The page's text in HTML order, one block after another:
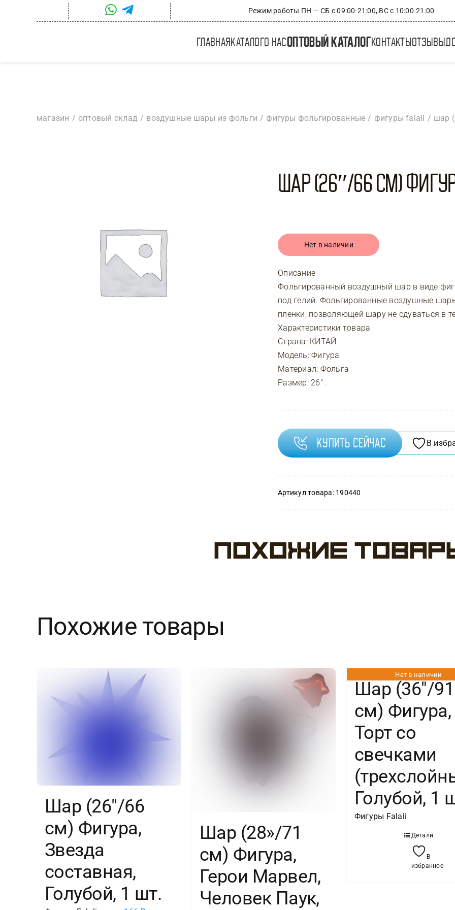
Режим работы ПН — СБ с 09:00-21:00, ВС с 10:00-21:00
главная каталого насоптовый каталогконтакты отзывы
магазин оптовый склад воздушные шары из фольги фигуры фольгированные фигуры falali шар
Шар (26″/66 см)
Нет в наличии
Описание
Фольгированный воздушный шар в виде
под гелий. Фольгированные воздушные
пленки, позволяющей шару не сдуваться в
Характеристики товара
Страна: КИТАЙ
Модель: Фигура
Материал: Фольга
Размер: 26″ .
Купить сейчас В
Артикул товара: 190440
Похожие
Похожие товары
Шар (26″/66
см) Фигура,
Звезда
составная,
Голубой, 1 шт.
Шар (28»/71
см) Фигура,
Герои Марвел,
Человек Паук,
Нет в наличии
Шар (36″/91
см) Фигура,
Торт со
свечками
Голубой, 1
Фигуры Falali
Детали
В
избранное